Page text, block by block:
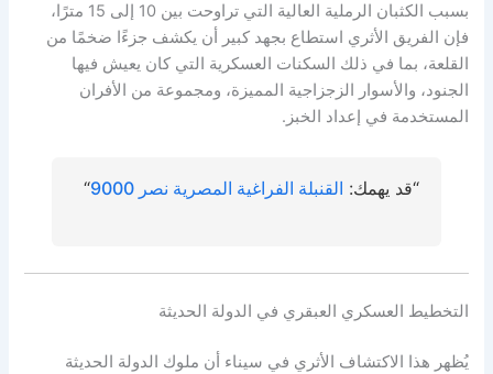
بسبب الكثبان الرملية العالية التي تراوحت بين 10 إلى 15 مترًا،
فإن الفريق الأثري استطاع بجهد كبير أن يكشف جزءًا ضخمًا من
القلعة، بما في ذلك السكنات العسكرية التي كان يعيش فيها
الجنود، والأسوار الزجزاجية المميزة، ومجموعة من الأفران
المستخدمة في إعداد الخبز.
“قد يهمك: القنبلة الفراغية المصرية نصر 9000 “
التخطيط العسكري العبقري في الدولة الحديثة
يُظهر هذا الاكتشاف الأثري في سيناء أن ملوك الدولة الحديثة